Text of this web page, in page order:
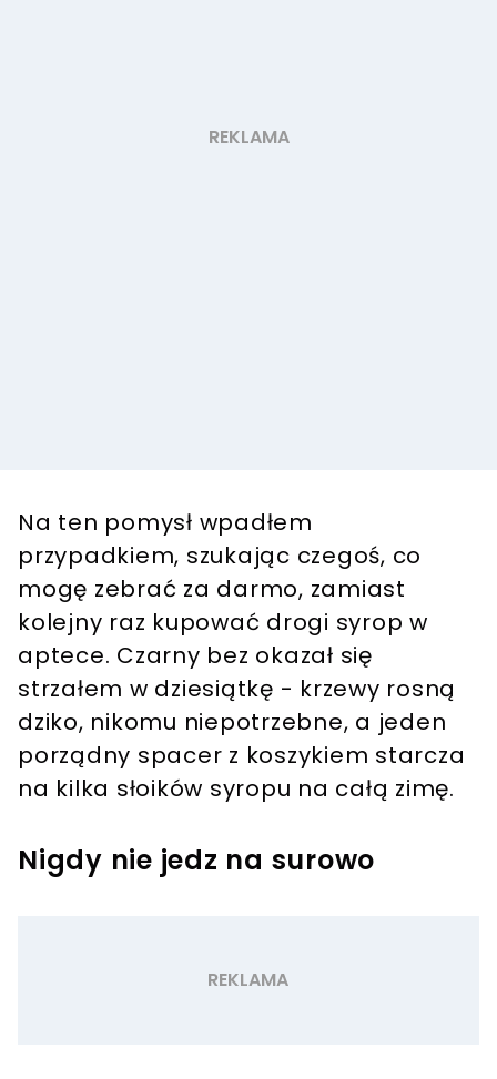
Na ten pomysł wpadłem
przypadkiem, szukając czegoś, co
mogę zebrać za darmo, zamiast
kolejny raz kupować drogi syrop w
aptece. Czarny bez okazał się
strzałem w dziesiątkę - krzewy rosną
dziko, nikomu niepotrzebne, a jeden
porządny spacer z koszykiem starcza
na kilka słoików syropu na całą zimę.
Nigdy nie jedz na surowo